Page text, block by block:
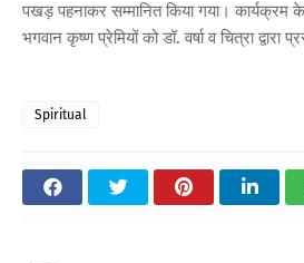
पखड़ पहनाकर सम्मानित किया गया। कार्यक्रम
भगवान कृष्ण प्रेमियों को डॉ. वर्षा व चित्रा द्वारा
Spiritual